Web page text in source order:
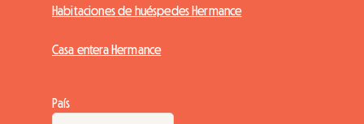
Habitaciones de huéspedes Hermance
Casa entera Hermance
País